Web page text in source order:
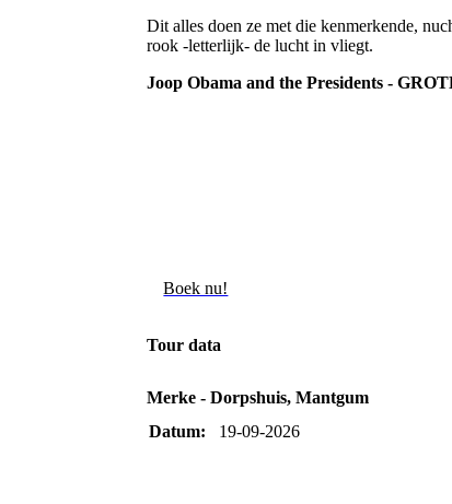
Dit alles doen ze met die kenmerkende,
rook -letterlijk- de lucht in vliegt.
Joop Obama and the Presidents -
Boek nu!
Tour data
Merke - Dorpshuis, Mantgum
Datum:
19-09-2026